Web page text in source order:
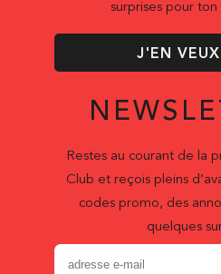
surprises pour ton
J'EN
Restes au courant de la
Club et reçois pleins
codes promo, des
quelques